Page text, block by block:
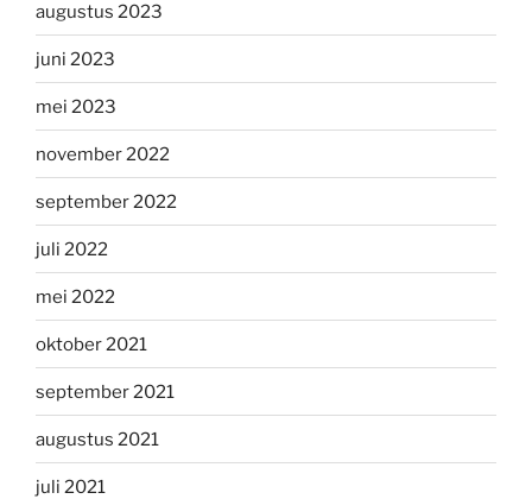
augustus 2023
juni 2023
mei 2023
november 2022
september 2022
juli 2022
mei 2022
oktober 2021
september 2021
augustus 2021
juli 2021